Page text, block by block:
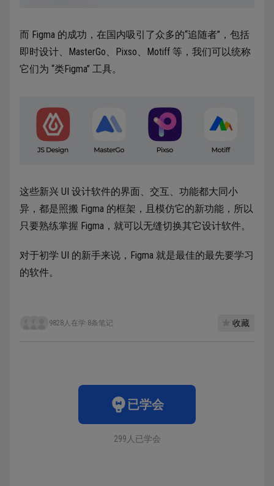
而 Figma 的成功，在国内吸引了众多的“追随者”，包括
即时设计、MasterGo、Pixso、Motiff 等，我们可以统称
它们为 “类Figma” 工具。
这些新兴 UI 设计软件的界面、交互、功能都大同小
异，都是照搬 Figma 的框架，且模仿它的新功能，所以
只要熟练掌握 Figma，就可以无缝切换其它设计软件。
对于初学 UI 的新手来说，Figma 就是最佳的最先要学习
的软件。
9828人在学·8条笔记 收藏
已学会
299人已学会